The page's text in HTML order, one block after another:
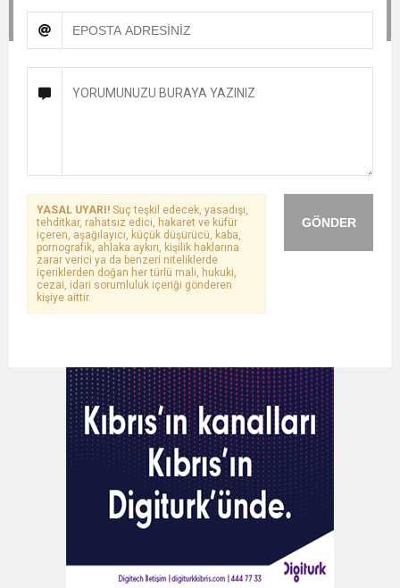
GÖNDER
YASAL UYARI! Suç teşkil edecek, yasadışı,
tehditkar, rahatsız edici, hakaret ve küfür
içeren, aşağılayıcı, küçük düşürücü, kaba,
pornografik, ahlaka aykırı, kişilik haklarına
zarar verici ya da benzeri niteliklerde
içeriklerden doğan her türlü mali, hukuki,
cezai, idari sorumluluk içeriği gönderen
kişiye aittir.